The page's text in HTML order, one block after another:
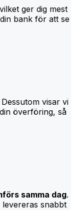
ger dig mest
bank för att se
visar vi
överföring, så
samma dag.
snabbt